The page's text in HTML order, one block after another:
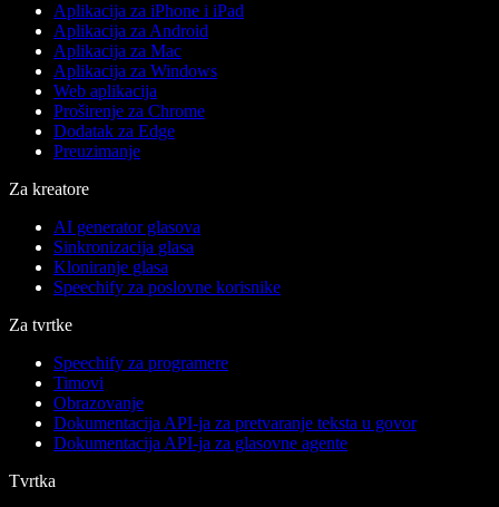
Aplikacija za iPhone i iPad
Aplikacija za Android
Aplikacija za Mac
Aplikacija za Windows
Web aplikacija
Proširenje za Chrome
Dodatak za Edge
Preuzimanje
Za kreatore
AI generator glasova
Sinkronizacija glasa
Kloniranje glasa
Speechify za poslovne korisnike
Za tvrtke
Speechify za programere
Timovi
Obrazovanje
Dokumentacija API-ja za pretvaranje teksta u govor
Dokumentacija API-ja za glasovne agente
Tvrtka